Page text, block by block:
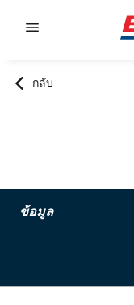
กลับ
ข้อมูล